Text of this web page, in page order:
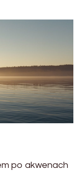
po akwenach